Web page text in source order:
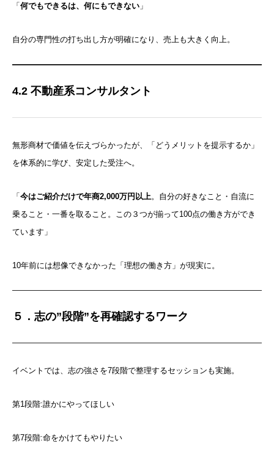
「何でもできるは、何にもできない 」
自分の専門性の打ち出し方が明確になり、売上も大きく向上。
4.2 不動産系コンサルタント
無形商材で価値を伝えづらかったが、「どうメリットを提示するか」
を体系的に学び、安定した受注へ。
「今はご紹介だけで年商2,000万円以上 。自分の好きなこと・自流に
乗ること・一番を取ること。この３つが揃って100点の働き方ができ
ています」
10年前には想像できなかった「理想の働き方」が現実に。
５．志の”段階”を再確認するワーク
イベントでは、志の強さを7段階で整理するセッションも実施。
第1段階:誰かにやってほしい
第7段階:命をかけてもやりたい志師塾の特徴